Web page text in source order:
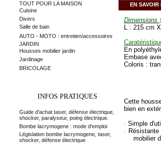
TOUT POUR LA MAISON
Cuisine
Divers
Salle de bain
AUTO - MOTO : entretien/accessoires
JARDIN
Housses mobilier jardin
Jardinage
BRICOLAGE
INFOS PRATIQUES
Guide d'achat taser, défense électrique,
shocker, paralyseur, poing électrique.
Bombe lacrymogene : mode d'emploi
Législation bombe lacrymogene, taser,
shocker, défense électrique
EN SAVOIR
Dimensions :
L : 215 cm
En
Embase
Coloris :
Cette
bien en
· Simple
·
mobilier